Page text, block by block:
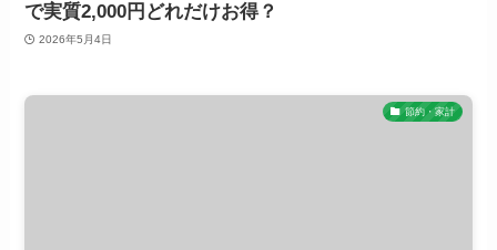
で実質2,000円どれだけお得？
2026年5月4日
節約・家計